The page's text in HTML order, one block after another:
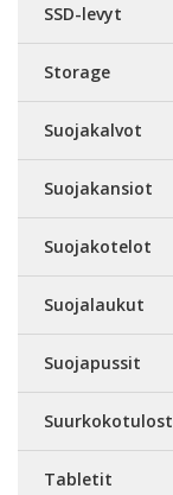
SSD-levyt
Storage
Suojakalvot
Suojakansiot
Suojakotelot
Suojalaukut
Suojapussit
Tabletit